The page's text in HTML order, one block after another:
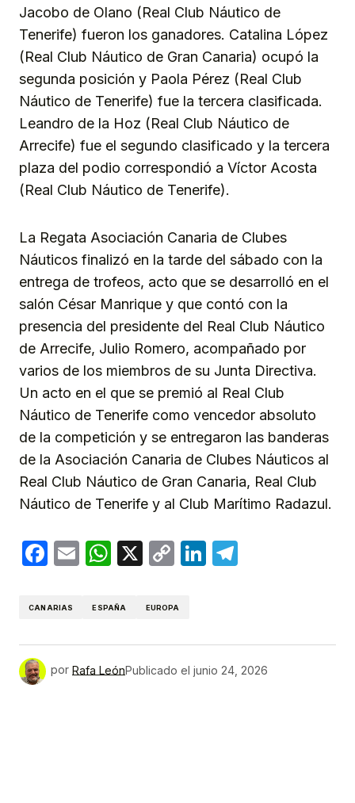
Jacobo de Olano (Real Club Náutico de
Tenerife) fueron los ganadores. Catalina López
(Real Club Náutico de Gran Canaria) ocupó la
segunda posición y Paola Pérez (Real Club
Náutico de Tenerife) fue la tercera clasificada.
Leandro de la Hoz (Real Club Náutico de
Arrecife) fue el segundo clasificado y la tercera
plaza del podio correspondió a Víctor Acosta
(Real Club Náutico de Tenerife).
La Regata Asociación Canaria de Clubes
Náuticos finalizó en la tarde del sábado con la
entrega de trofeos, acto que se desarrolló en el
salón César Manrique y que contó con la
presencia del presidente del Real Club Náutico
de Arrecife, Julio Romero, acompañado por
varios de los miembros de su Junta Directiva.
Un acto en el que se premió al Real Club
Náutico de Tenerife como vencedor absoluto
de la competición y se entregaron las banderas
de la Asociación Canaria de Clubes Náuticos al
Real Club Náutico de Gran Canaria, Real Club
Náutico de Tenerife y al Club Marítimo Radazul.
Facebook
EmailWhatsApp
X
CopyLinkedIn
CANARIAS ESPAÑA EUROPA
por Rafa LeónPublicado el junio 24, 2026